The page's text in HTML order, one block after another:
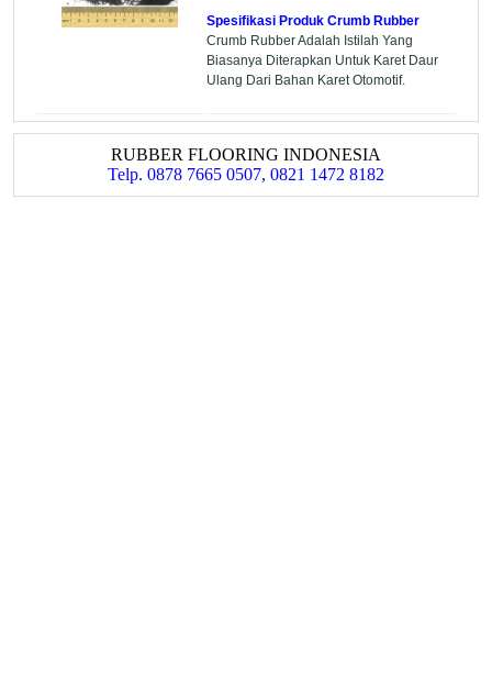
Spesifikasi Produk Crumb Rubber
Crumb Rubber Adalah Istilah Yang
Biasanya Diterapkan Untuk Karet Daur
Ulang Dari Bahan Karet Otomotif.
RUBBER FLOORING INDONESIA
Telp. 0878 7665 0507, 0821 1472 8182